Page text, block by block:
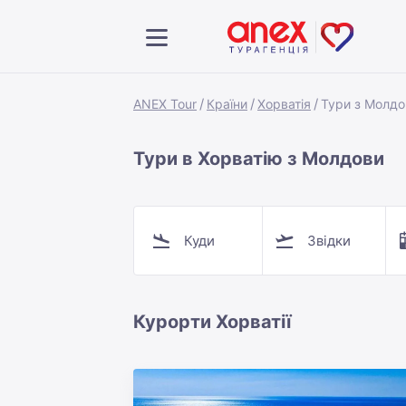
ANEX Tour Країни Хорватія Тури з
Тури в Хорватію з Молдови
Куди Звідки
Курорти Хорватії